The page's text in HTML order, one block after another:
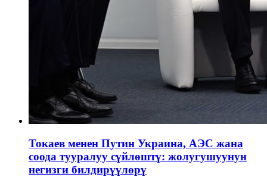
Токаев менен Путин Украина, АЭС жана
соода тууралуу сүйлөштү: жолугушуунун
негизги билдирүүлөрү